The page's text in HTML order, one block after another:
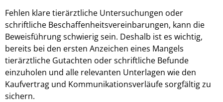
Fehlen klare tierärztliche Untersuchungen oder
schriftliche Beschaffenheitsvereinbarungen, kann die
Beweisführung schwierig sein. Deshalb ist es wichtig,
bereits bei den ersten Anzeichen eines Mangels
tierärztliche Gutachten oder schriftliche Befunde
einzuholen und alle relevanten Unterlagen wie den
Kaufvertrag und Kommunikationsverläufe sorgfältig zu
sichern.